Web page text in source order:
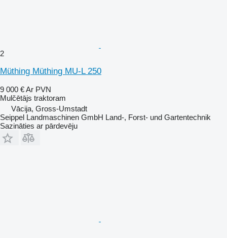
2
Müthing Müthing MU-L 250
9 000 €Ar PVN
Mulčētājs traktoram
Vācija, Gross-Umstadt
Seippel Landmaschinen GmbH Land-, Forst- und Gartentechnik
Sazināties ar pārdevēju